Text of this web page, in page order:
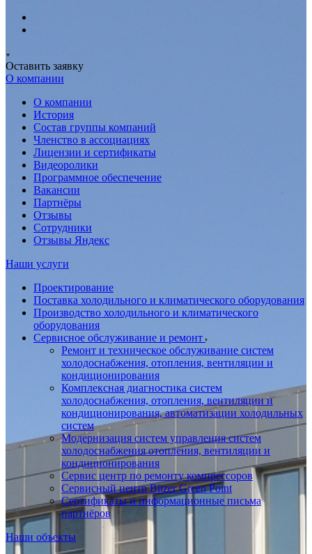
Оставить заявку
О компании
О компании
История
Состав группы компаний
Членство в ассоциациях
Лицензии и сертификаты
Видеоролики
Программное обеспечение
Вакансии
Партнёры
Отзывы
Сотрудники
Отзывы Яндекс
Наши услуги
Проектирование
Поставка холодильного и климатического оборудования
Производство холодильного и климатического
оборудования
Сервисное обслуживание и ремонт
Ремонт и техническое обслуживание систем
холодоснабжения, отопления, вентиляции и
кондиционирования
Комплексная диагностика систем
холодоснабжения, отопления, вентиляции и
кондиционирования, автоматизации холодильных
систем
Модернизация систем управления систем
холодоснабжения отопления, вентиляции и
кондиционирования
Сервис центр по ремонту компрессоров
Сервисный центр Bitzer Green Point
Сертификаты и информационные письма
партнёров
Наши объекты